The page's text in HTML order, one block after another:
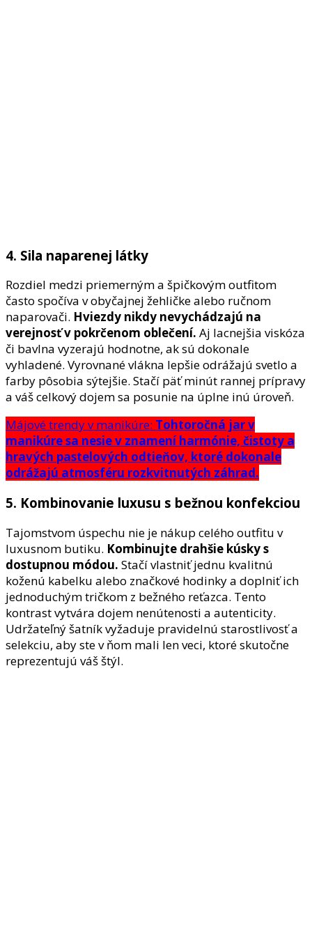
4. Sila naparenej látky
Rozdiel medzi priemerným a špičkovým outfitom
často spočíva v obyčajnej žehličke alebo ručnom
naparovači. Hviezdy nikdy nevychádzajú na
verejnosť v pokrčenom oblečení. Aj lacnejšia viskóza
či bavlna vyzerajú hodnotne, ak sú dokonale
vyhladené. Vyrovnané vlákna lepšie odrážajú svetlo a
farby pôsobia sýtejšie. Stačí päť minút rannej prípravy
a váš celkový dojem sa posunie na úplne inú úroveň.
Májové trendy v manikúre: Tohtoročná jar v
manikúre sa nesie v znamení harmónie, čistoty a
hravých pastelových odtieňov, ktoré dokonale
odrážajú atmosféru rozkvitnutých záhrad.
5. Kombinovanie luxusu s bežnou konfekciou
Tajomstvom úspechu nie je nákup celého outfitu v
luxusnom butiku. Kombinujte drahšie kúsky s
dostupnou módou. Stačí vlastniť jednu kvalitnú
koženú kabelku alebo značkové hodinky a doplniť ich
jednoduchým tričkom z bežného reťazca. Tento
kontrast vytvára dojem nenútenosti a autenticity.
Udržateľný šatník vyžaduje pravidelnú starostlivosť a
selekciu, aby ste v ňom mali len veci, ktoré skutočne
reprezentujú váš štýl.